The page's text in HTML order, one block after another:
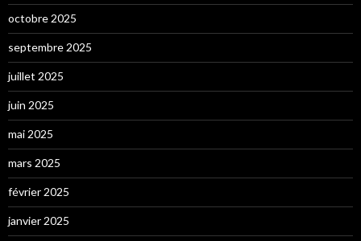
octobre 2025
septembre 2025
juillet 2025
juin 2025
mai 2025
mars 2025
février 2025
janvier 2025